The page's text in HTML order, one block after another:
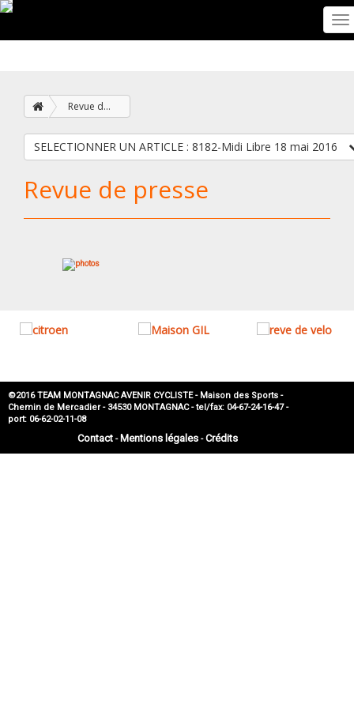
Revue de presse
SELECTIONNER UN ARTICLE : 8182-Midi Libre 18 mai 2016
Revue de presse
©2016 TEAM MONTAGNAC AVENIR CYCLISTE - Maison des Sports -
Chemin de Mercadier - 34530 MONTAGNAC - tel/fax: 04-67-24-16-47 -
port: 06-62-02-11-08
Contact- Mentions légales-Crédits